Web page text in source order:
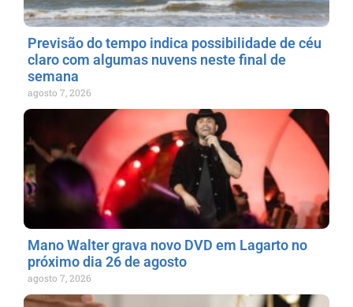
Previsão do tempo indica possibilidade de céu
claro com algumas nuvens neste final de
semana
agosto 7, 2026
Mano Walter grava novo DVD em Lagarto no
próximo dia 26 de agosto
agosto 7, 2026